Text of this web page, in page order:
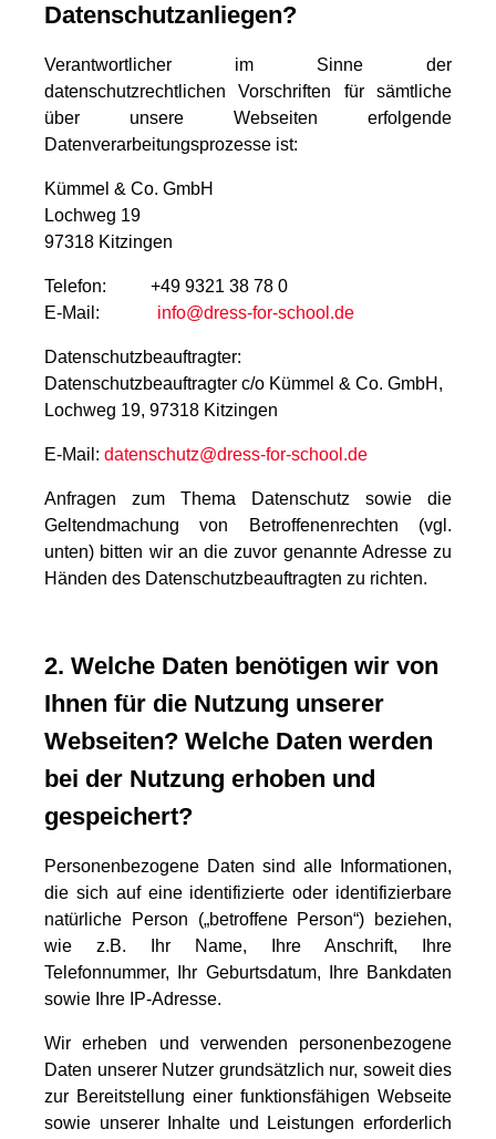
Datenschutzanliegen?
Verantwortlicher im Sinne der
datenschutzrechtlichen Vorschriften für sämtliche
über unsere Webseiten erfolgende
Datenverarbeitungsprozesse ist:
Kümmel & Co. GmbH
Lochweg 19
97318 Kitzingen
Telefon: +49 9321 38 78 0
E-Mail: info@dress-for-school.de
Datenschutzbeauftragter:
Datenschutzbeauftragter c/o Kümmel & Co. GmbH,
Lochweg 19, 97318 Kitzingen
E-Mail: datenschutz@dress-for-school.de
Anfragen zum Thema Datenschutz sowie die
Geltendmachung von Betroffenenrechten (vgl.
unten) bitten wir an die zuvor genannte Adresse zu
Händen des Datenschutzbeauftragten zu richten.
2. Welche Daten benötigen wir von
Ihnen für die Nutzung unserer
Webseiten? Welche Daten werden
bei der Nutzung erhoben und
gespeichert?
Personenbezogene Daten sind alle Informationen,
die sich auf eine identifizierte oder identifizierbare
natürliche Person („betroffene Person“) beziehen,
wie z.B. Ihr Name, Ihre Anschrift, Ihre
Telefonnummer, Ihr Geburtsdatum, Ihre Bankdaten
sowie Ihre IP-Adresse.
Wir erheben und verwenden personenbezogene
Daten unserer Nutzer grundsätzlich nur, soweit dies
zur Bereitstellung einer funktionsfähigen Webseite
sowie unserer Inhalte und Leistungen erforderlich